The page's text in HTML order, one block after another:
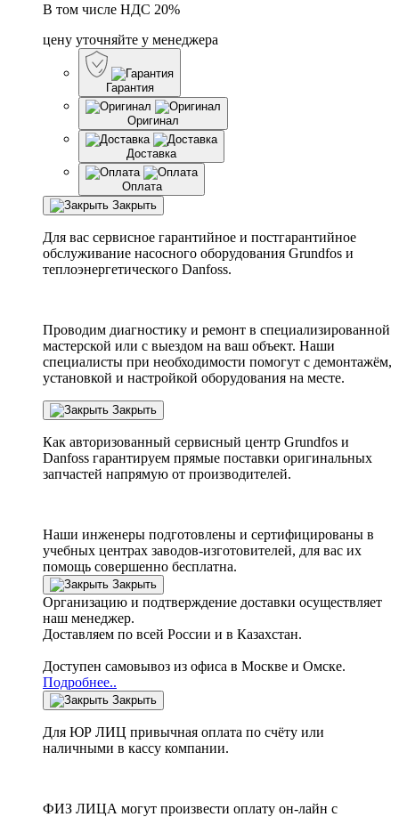
В том числе НДС 20%
цену уточняйте у менеджера
Гарантия
Оригинал
Доставка
Оплата
Закрыть
Для вас сервисное гарантийное и постгарантийное
обслуживание насосного оборудования Grundfos и
теплоэнергетического Danfoss.
Проводим диагностику и ремонт в специализированной
мастерской или с выездом на ваш объект. Наши
специалисты при необходимости помогут с демонтажём,
установкой и настройкой оборудования на месте.
Закрыть
Как авторизованный сервисный центр Grundfos и
Danfoss гарантируем прямые поставки оригинальных
запчастей напрямую от производителей.
Наши инженеры подготовлены и сертифицированы в
учебных центрах заводов-изготовителей, для вас их
помощь совершенно бесплатна.
Закрыть
Организацию и подтверждение доставки осуществляет
наш менеджер.
Доставляем по всей России и в Казахстан.
Доступен самовывоз из офиса в Москве и Омске.
Подробнее..
Закрыть
Для ЮР ЛИЦ привычная оплата по счёту или
наличными в кассу компании.
ФИЗ ЛИЦА могут произвести оплату он-лайн с